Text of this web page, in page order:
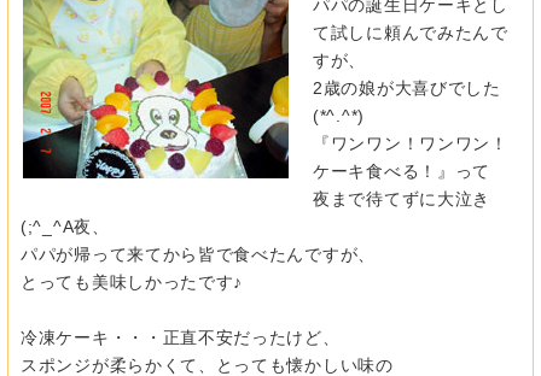
パパの誕生日ケーキとし
て試しに頼んでみたんで
すが、
2歳の娘が大喜びでした
(*^.^*)
『ワンワン！ワンワン！
ケーキ食べる！』って
夜まで待てずに大泣き
(;^_^A夜、
パパが帰って来てから皆で食べたんですが、
とっても美味しかったです♪
冷凍ケーキ・・・正直不安だったけど、
スポンジが柔らかくて、とっても懐かしい味の